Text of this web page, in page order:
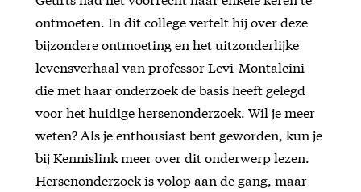
ontmoeten. In dit college vertelt hij over deze
bijzondere ontmoeting en het uitzonderlijke
levensverhaal van professor Levi-Montalcini
die met haar onderzoek de basis heeft gelegd
voor het huidige hersenonderzoek. Wil je meer
weten? Als je enthousiast bent geworden, kun je
bij Kennislink meer over dit onderwerp lezen.
Hersenonderzoek is volop aan de gang, maar